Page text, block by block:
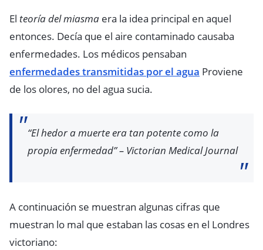
El teoría del miasma era la idea principal en aquel
entonces. Decía que el aire contaminado causaba
enfermedades. Los médicos pensaban
enfermedades transmitidas por el agua Proviene
de los olores, no del agua sucia.
“El hedor a muerte era tan potente como la
propia enfermedad” – Victorian Medical Journal
A continuación se muestran algunas cifras que
muestran lo mal que estaban las cosas en el Londres
victoriano: